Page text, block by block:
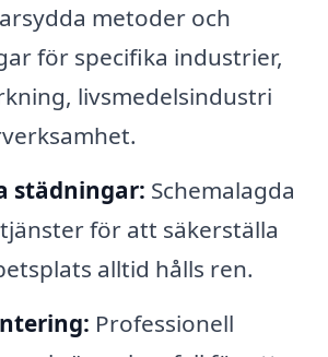
metoder och
för specifika industrier,
livsmedelsindustri
städningar: Schemalagda
för att säkerställa
alltid hålls ren.
Professionell